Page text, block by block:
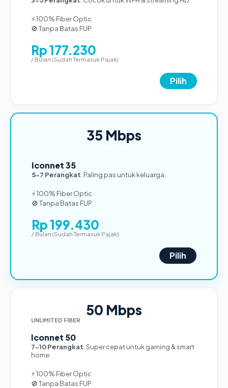
⚡ 100% Fiber Optic
🚫 Tanpa Batas FUP
Rp 177.230
/ Bulan (Sudah Termasuk Pajak)
Pilih
35 Mbps
Iconnet 35
5-7 Perangkat . Paling pas untuk keluarga.
⚡ 100% Fiber Optic
🚫 Tanpa Batas FUP
Rp 199.430
/ Bulan (Sudah Termasuk Pajak)
Pilih
50 Mbps
UNLIMITED FIBER
Iconnet 50
7-10 Perangkat . Super cepat untuk gaming & smart
home.
⚡ 100% Fiber Optic
🚫 Tanpa Batas FUP